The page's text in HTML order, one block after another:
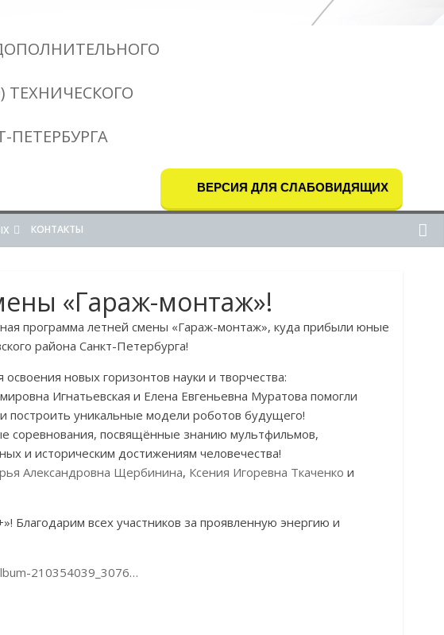
ТЕХНИЧЕСКОГО
ПЕТЕРБУРГА
ВЕРСИЯ ДЛЯ СЛАБОВИДЯЩИХ
КОНТАКТЫ
«Гараж-монтаж»!
программа летней смены «Гараж-монтаж», куда прибыли юные
района Санкт-Петербурга!
новых горизонтов науки и творчества:
Игнатьевская и Елена Евгеньевна Муратова помогли
построить уникальные модели роботов будущего!
соревнования, посвящённые знанию мультфильмов,
и историческим достижениям человечества!
Александровна Щербинина, Ксения Игоревна Ткаченко и
Благодарим всех участников за проявленную энергию и
210354039_3076…